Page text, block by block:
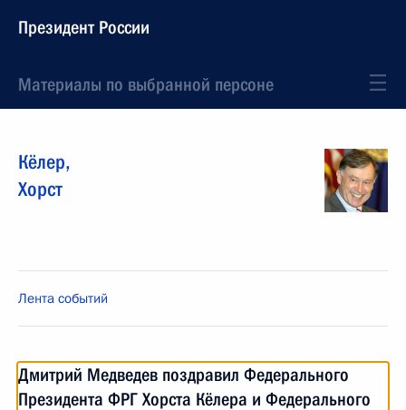
Президент России
Материалы по выбранной персоне
Кёлер,
Хорст
Лента событий
Дмитрий Медведев поздравил Федерального
Президента ФРГ Хорста Кёлера и Федерального